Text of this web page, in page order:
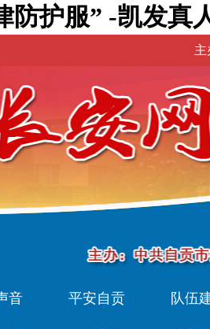
防护服” -凯发真
主
音 平安自贡 队伍